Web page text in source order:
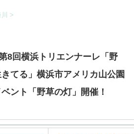
>
8回横浜トリエンナーレ「野
てる」横浜市アメリカ山公園
ント「野草の灯」開催！